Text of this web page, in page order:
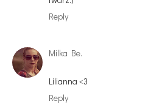
Reply
Milka Be.
Lilianna <3
Reply